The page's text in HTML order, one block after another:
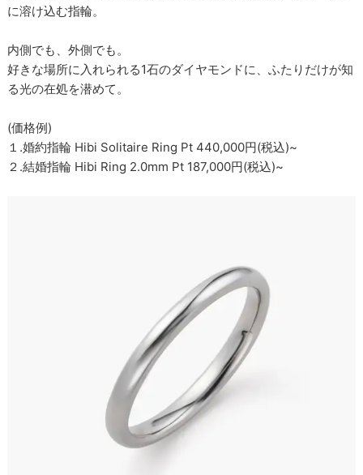
に溶け込む指輪。
内側でも、外側でも。
好きな場所に入れられる1石のダイヤモンドに、ふたりだけが知
る光の在処を潜めて。
(価格例)
１.婚約指輪 Hibi Solitaire Ring Pt 440,000円(税込)~
２.結婚指輪 Hibi Ring 2.0mm Pt 187,000円(税込)~